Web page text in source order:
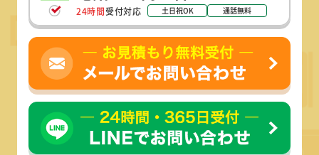
24時間受付対応 土日祝OK 通話無料